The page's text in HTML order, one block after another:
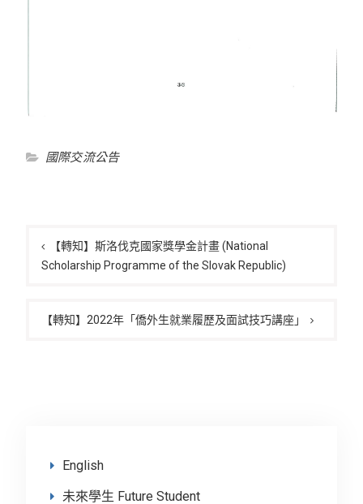
國際交流公告
章
導
【轉知】斯洛伐克國家獎學金計畫 (National
Scholarship Programme of the Slovak Republic)
【轉知】2022年「僑外生就業履歷及面試技巧講座」
English
未來學生 Future Student